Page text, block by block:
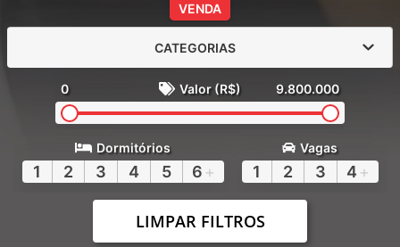
VENDA
CATEGORIAS
0 Valor (R$) 9.800.000
Dormitórios
1 2 3 4 5 6 +
Vagas
1 2 3 4 +
LIMPAR FILTROS